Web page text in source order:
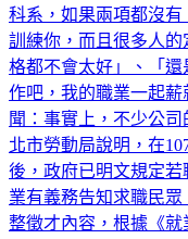
科系，如果兩項都沒
訓練你，而且很多人
格都不會太好」、「
作吧，我的職業一起
聞：事實上，不少公
北市勞動局說明，在
後，政府已明文規定
業有義務告知求職民
整徵才內容，根據《